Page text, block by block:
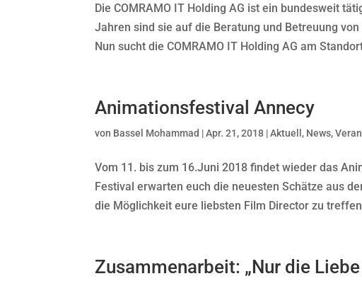
Die COMRAMO IT Holding AG ist ein bundesweit
Jahren sind sie auf die Beratung und Betreuung
Nun sucht die COMRAMO IT Holding AG am
Animationsfestival Annecy
von Bassel Mohammad |Apr. 21, 2018 |Aktuell, News,
Vom 11. bis zum 16.Juni 2018 findet wieder das
Festival erwarten euch die neuesten Schätze aus
die Möglichkeit eure liebsten Film Director zu
Zusammenarbeit: „Nur die